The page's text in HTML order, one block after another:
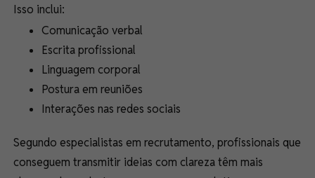
Isso inclui:
Comunicação verbal
Escrita profissional
Linguagem corporal
Postura em reuniões
Interações nas redes sociais
Segundo especialistas em recrutamento, profissionais que
conseguem transmitir ideias com clareza têm mais